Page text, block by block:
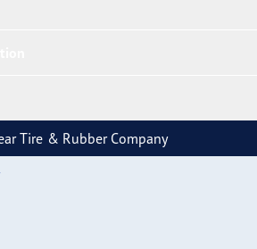
Tire & Rubber Company